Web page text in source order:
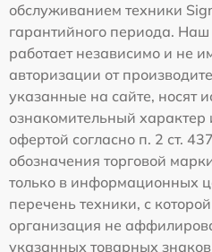
обслуживанием техники
гарантийного периода.
работает независимо и не
авторизации от
указанные на сайте, носят
ознакомительный характер
офертой согласно п. 2 ст.
обозначения торговой
только в информационных
перечень техники, с
организация не
указанных товарных